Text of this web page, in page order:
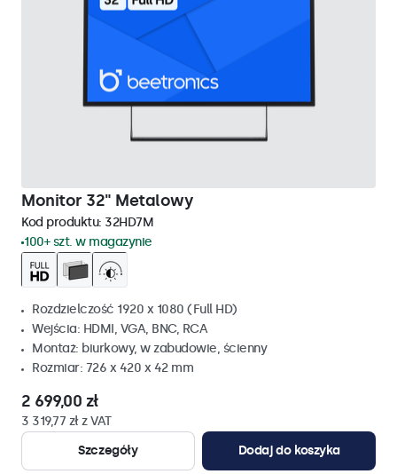
Monitor 32" Metalowy
Kod produktu: 32HD7M
100+ szt. w magazynie
Rozdzielczość 1920 x 1080 (Full HD)
Wejścia: HDMI, VGA, BNC, RCA
Montaż: biurkowy, w zabudowie, ścienny
Rozmiar: 726 x 420 x 42 mm
2 699,00 zł
3 319,77 zł z VAT
Szczegóły
Dodaj do koszyka